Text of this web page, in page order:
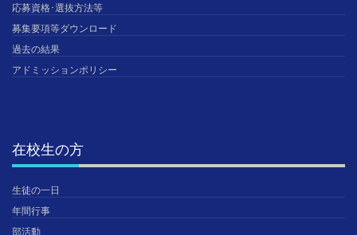
応募資格･選抜方法等
募集要項等ダウンロード
過去の結果
アドミッションポリシー
在校生の方
生徒の一日
年間行事
部活動